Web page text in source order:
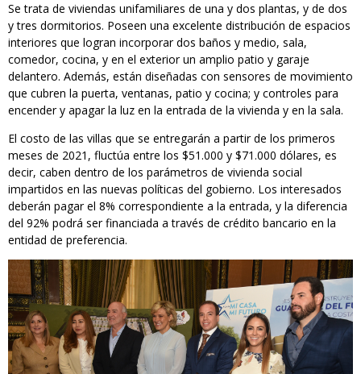
Se trata de viviendas unifamiliares de una y dos plantas, y de dos
y tres dormitorios. Poseen una excelente distribución de espacios
interiores que logran incorporar dos baños y medio, sala,
comedor, cocina, y en el exterior un amplio patio y garaje
delantero. Además, están diseñadas con sensores de movimiento
que cubren la puerta, ventanas, patio y cocina; y controles para
encender y apagar la luz en la entrada de la vivienda y en la sala.
El costo de las villas que se entregarán a partir de los primeros
meses de 2021, fluctúa entre los $51.000 y $71.000 dólares, es
decir, caben dentro de los parámetros de vivienda social
impartidos en las nuevas políticas del gobierno. Los interesados
deberán pagar el 8% correspondiente a la entrada, y la diferencia
del 92% podrá ser financiada a través de crédito bancario en la
entidad de preferencia.